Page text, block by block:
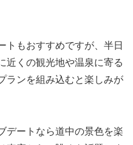
トもおすすめですが、半日
近くの観光地や温泉に寄る
ランを組み込むと楽しみが
デートなら道中の景色を楽